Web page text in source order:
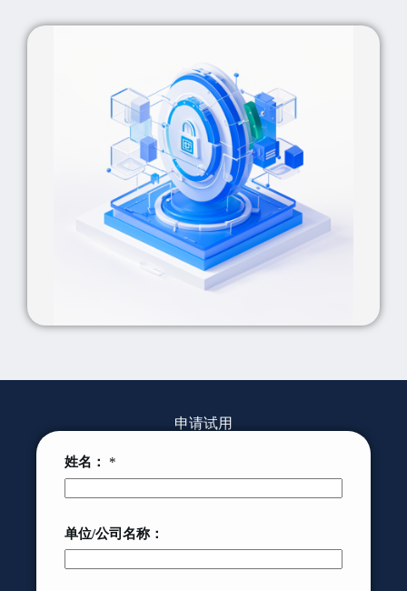
申请试用
姓名： *
单位/公司名称：